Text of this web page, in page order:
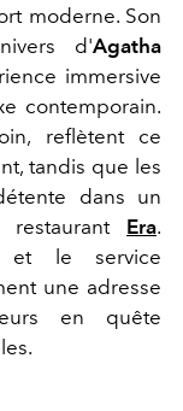
moderne. Son
d'Agatha
immersive
contemporain.
reflètent ce
tandis que les
dans un
Era.
et le service
une adresse
en quête